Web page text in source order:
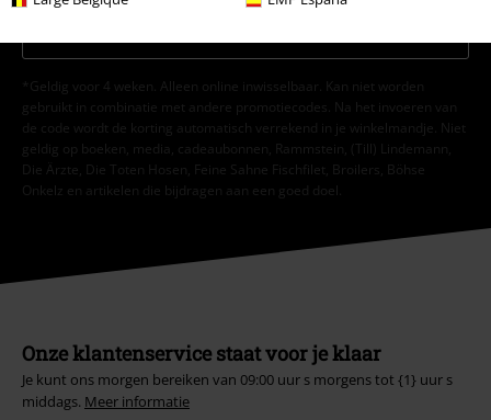
*Geldig voor 4 weken. Alleen online inwisselbaar. Kan niet worden
gebruikt in combinatie met andere promotiecodes. Na het invoeren van
de code wordt de korting automatisch verrekend in je winkelmandje. Niet
geldig op boeken, media, cadeaubonnen, Rammstein, (Till) Lindemann,
Die Ärzte, Die Toten Hosen, Feine Sahne Fischfilet, Broilers, Böhse
Onkelz en artikelen die bijdragen aan een goed doel.
Onze klantenservice staat voor je klaar
Je kunt ons morgen bereiken van 09:00 uur s morgens tot {1} uur s
middags. Meer informatie